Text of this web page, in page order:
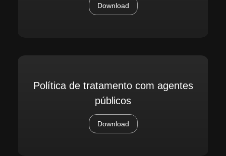
Download
Política de tratamento com agentes
públicos
Download